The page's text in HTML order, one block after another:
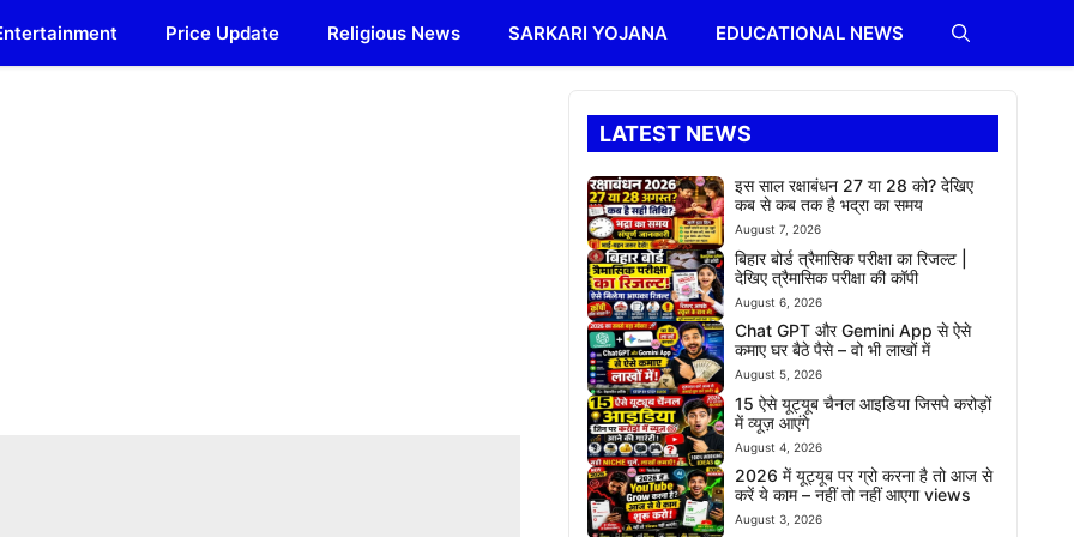
Price Update Religious News SARKARI YOJANA EDUCATIONAL NEWS
LATEST NEWS
इस साल रक्षाबंधन 27 या 28 को? देखिए
कब से कब तक है भद्रा का समय
August 7, 2026
बिहार बोर्ड त्रैमासिक परीक्षा का रिजल्ट |
देखिए त्रैमासिक परीक्षा की कॉपी
August 6, 2026
Chat GPT और Gemini App से ऐसे
कमाए घर बैठे पैसे – वो भी लाखों में
August 5, 2026
15 ऐसे यूट्यूब चैनल आइडिया जिसपे करोड़ों
में व्यूज़ आएंगे
August 4, 2026
2026 में यूट्यूब पर ग्रो करना है तो आज से
करें ये काम – नहीं तो नहीं आएगा views
August 3, 2026